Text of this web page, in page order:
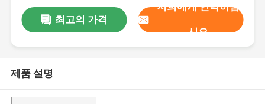
최고의 가격
저희에게 연락하십
시오
제품 설명